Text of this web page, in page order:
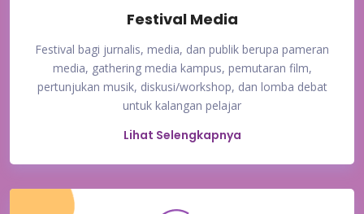
Festival Media
Festival bagi jurnalis, media, dan publik berupa pameran
media, gathering media kampus, pemutaran film,
pertunjukan musik, diskusi/workshop, dan lomba debat
untuk kalangan pelajar
Lihat Selengkapnya